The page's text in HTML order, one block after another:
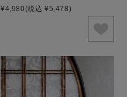
¥4,980(税込 ¥5,478)